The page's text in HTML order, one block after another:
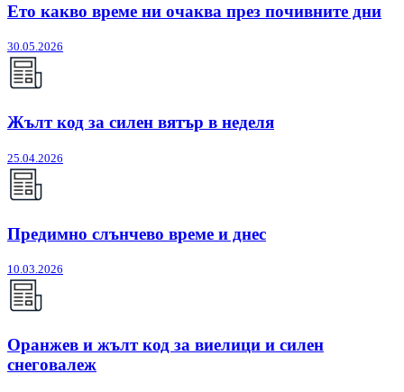
Ето какво време ни очаква през почивните дни
30.05.2026
Жълт код за силен вятър в неделя
25.04.2026
Предимно слънчево време и днес
10.03.2026
Оранжев и жълт код за виелици и силен
снеговалеж